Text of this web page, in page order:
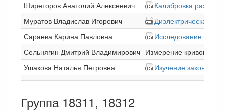
Ширеторов Анатолий Алексеевич
Калибровка
Муратов Владислав Игоревич
Диэлектрическая
Сараева Карина Павловна
Исследование
Сельнягин Дмитрий Владимирович Измерение кривой
Ушакова Наталья Петровна
Изучение закона
Группа 18311, 18312